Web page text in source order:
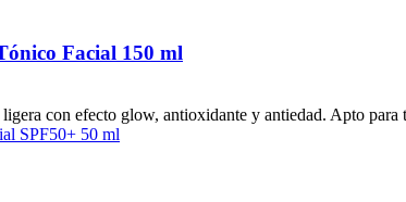
Facial 150 ml
con efecto glow, antioxidante y antiedad. Apto